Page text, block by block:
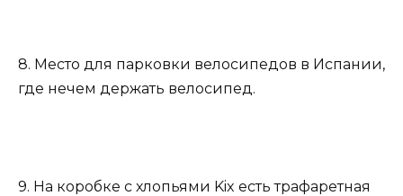
8. Место для парковки велосипедов в Испании,
где нечем держать велосипед.
9. На коробке с хлопьями Kix есть трафаретная